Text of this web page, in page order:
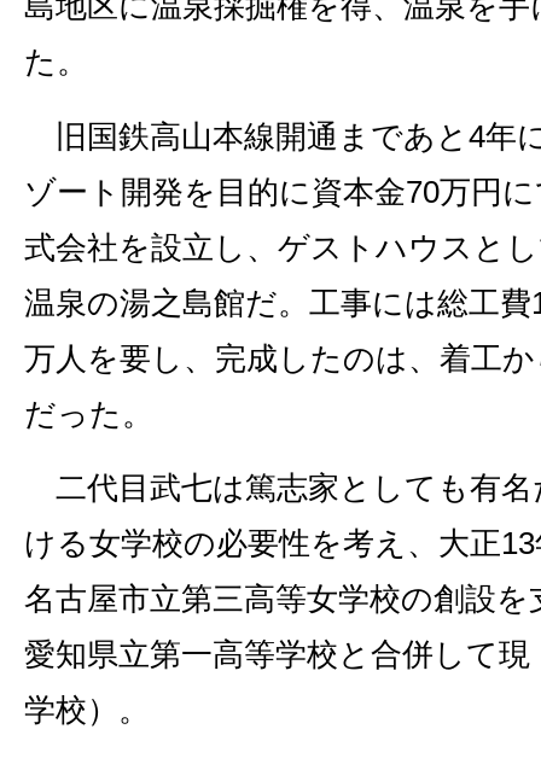
た。
旧国鉄高山本線開通まであと4年
ゾート開発を目的に資本金70万円
式会社を設立し、ゲストハウスと
温泉の湯之島館だ。工事には総工
万人を要し、完成したのは、着工
だった。
二代目武七は篤志家としても有
ける女学校の必要性を考え、大正
名古屋市立第三高等女学校の創設
愛知県立第一高等学校と合併して
学校）。